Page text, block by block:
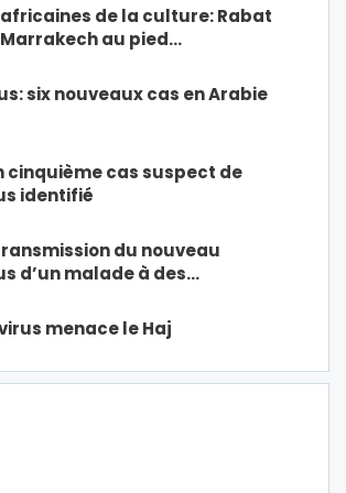
de la culture: Rabat
au pied…
six nouveaux cas en Arabie
cinquième cas suspect de
identifié
du nouveau
d’un malade à des…
menace le Haj